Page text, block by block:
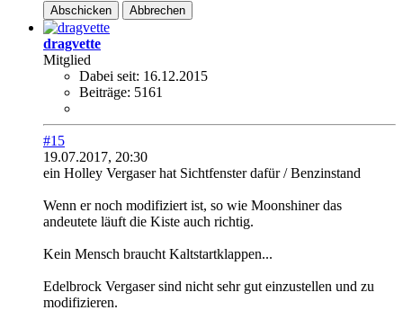
Abschicken Abbrechen
dragvette
Mitglied
Dabei seit: 16.12.2015
Beiträge: 5161
#15
19.07.2017, 20:30
ein Holley Vergaser hat Sichtfenster dafür / Benzinstand
Wenn er noch modifiziert ist, so wie Moonshiner das
andeutete läuft die Kiste auch richtig.
Kein Mensch braucht Kaltstartklappen...
Edelbrock Vergaser sind nicht sehr gut einzustellen und zu
modifizieren.